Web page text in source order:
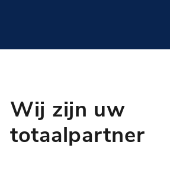
Wij zijn uw
totaalpartner